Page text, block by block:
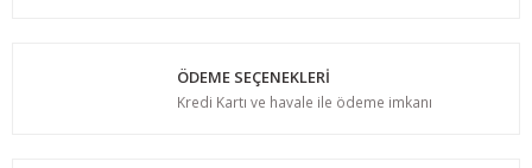
ÖDEME SEÇENEKLERİ
Kredi Kartı ve havale ile ödeme imkanı